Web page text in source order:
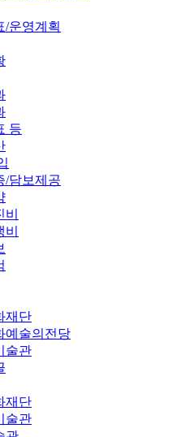
/운영계획
등
/담보제공
재단
예술의전당
술관
재단
술관